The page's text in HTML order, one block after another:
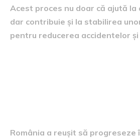
Acest proces nu doar că ajută
dar contribuie și la stabilirea
pentru reducerea accidentelor și
România a reușit să progreseze